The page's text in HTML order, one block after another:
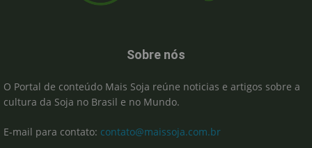
Sobre nós
O Portal de conteúdo Mais Soja reúne noticias e artigos sobre a
cultura da Soja no Brasil e no Mundo.
E-mail para contato: contato@maissoja.com.br